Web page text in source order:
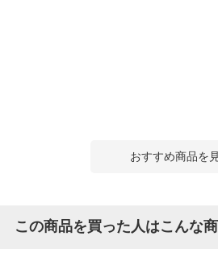
おすすめ商品を
この商品を買った人はこんな